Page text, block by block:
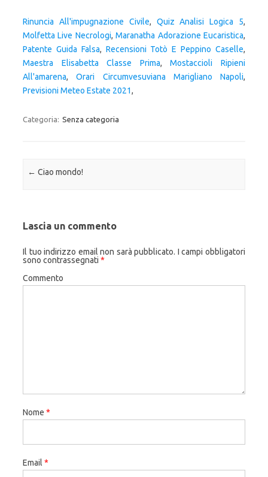
Rinuncia All'impugnazione Civile, Quiz Analisi Logica 5,
Molfetta Live Necrologi,Maranatha Adorazione Eucaristica,
Patente Guida Falsa, Recensioni Totò E Peppino Caselle,
Maestra Elisabetta Classe Prima,Mostaccioli Ripieni
All'amarena,Orari Circumvesuviana Marigliano Napoli,
Previsioni Meteo Estate 2021,
Categoria: Senza categoria
Navigazione articolo
← Ciao mondo!
Lascia un commento
Il tuo indirizzo email non sarà pubblicato. I campi obbligatori
sono contrassegnati *
Commento
Nome *
Email *